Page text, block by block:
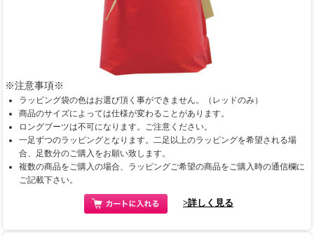
※注意事項※
ラッピング袋の色はお選び頂く事ができません。（レッドのみ）
商品のサイズによっては仕様が変わることがあります。
ロングブーツは不可になります。ご注意ください。
一足ずつのラッピングとなります。二足以上のラッピングを希望される場
合、足数分のご購入をお願い致します。
複数の商品をご購入の場合、ラッピングご希望の商品をご購入時の通信欄に
ご記載下さい。
>詳しく見る